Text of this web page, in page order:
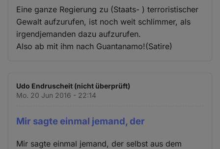
Eine ganze Regierung zu (Staats- ) terroristischer
Gewalt aufzurufen, ist noch weit schlimmer, als
irgendjemanden dazu aufzurufen.
Also ab mit ihm nach Guantanamo!(Satire)
Udo Endruscheit (nicht überprüft)
Mo. 20 Jun 2016 - 22:14
Mir sagte einmal jemand, der
Mir sagte einmal jemand, der selbst aus dem